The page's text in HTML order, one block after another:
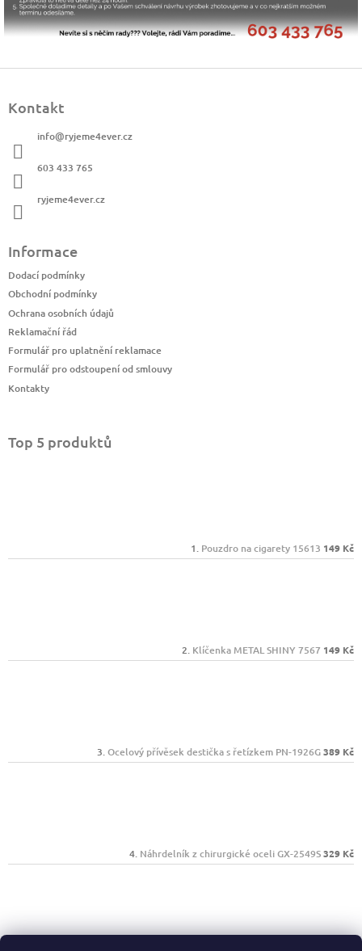
Kontakt
info@ryjeme4ever.cz
603 433 765
ryjeme4ever.cz
Informace
Dodací podmínky
Obchodní podmínky
Ochrana osobních údajů
Reklamační řád
Formulář pro uplatnění reklamace
Formulář pro odstoupení od smlouvy
Kontakty
Top 5 produktů
Pouzdro na cigarety 15613 149 Kč
Klíčenka METAL SHINY 7567 149 Kč
Ocelový přívěsek destička s řetízkem PN-1926G389 Kč
Náhrdelník z chirurgické oceli GX-2549S329 Kč